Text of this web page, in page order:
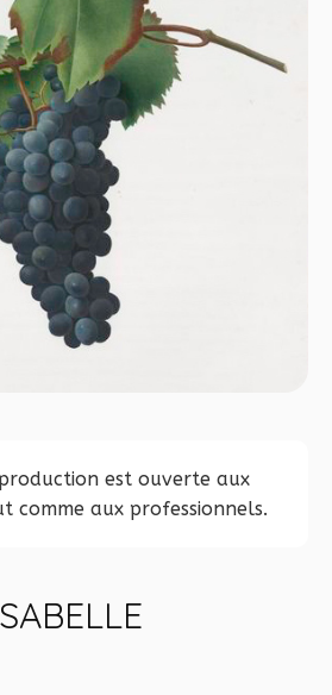
est ouverte aux
comme aux professionnels.